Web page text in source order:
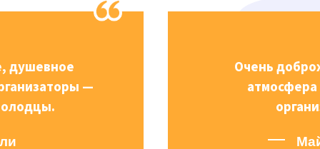
Очень доброжелательная
атмосфера и отличная